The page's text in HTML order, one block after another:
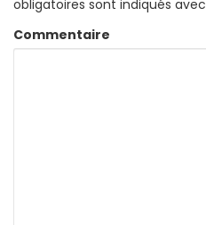
obligatoires sont indiqués avec
Commentaire